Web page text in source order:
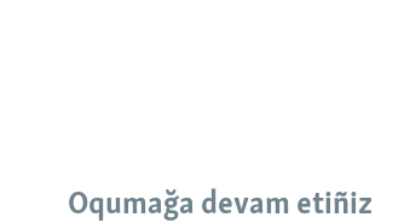
Oqumağa devam etiñiz